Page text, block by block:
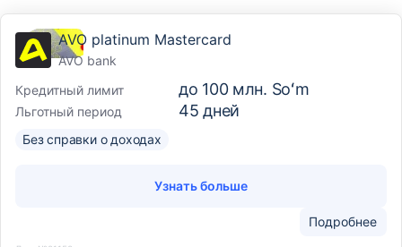
AVO platinum Mastercard
AVO bank
Кредитный лимит
до 100 млн. Soʻm
Льготный период 45 дней
Без справки о доходах
Подробнее
Узнать больше